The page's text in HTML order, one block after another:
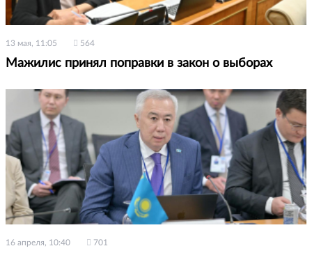
13 мая, 11:05 564
Мажилис принял поправки в закон о выборах
16 апреля, 10:40 701